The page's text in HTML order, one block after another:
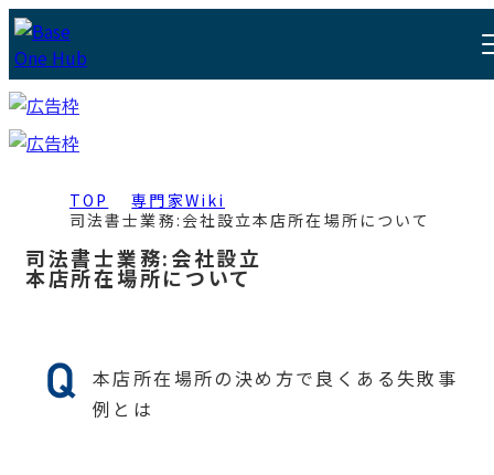
TOP
専門家Wiki
司法書士業務:会社設立本店所在場所について
司法書士業務:会社設立
本店所在場所について
本店所在場所の決め方で良くある失敗事
例とは